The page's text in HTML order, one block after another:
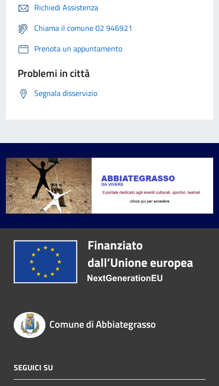
Richiedi Assistenza
Chiama il comune 02 946921
Prenota un appuntamento
Problemi in città
Segnala disservizio
Comune di Abbiategrasso
SEGUICI SU